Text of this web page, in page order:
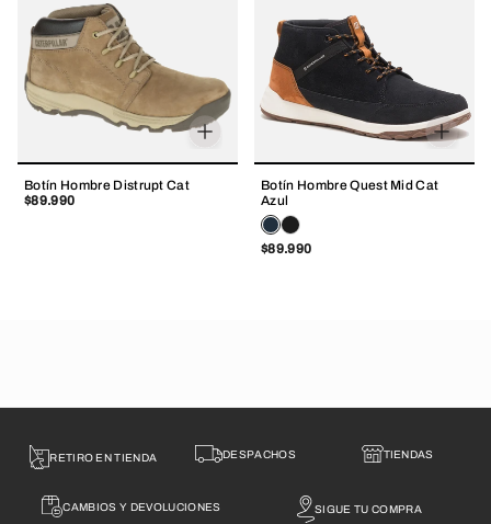
Botín Hombre Distrupt Cat
$89.990
Botín Hombre Quest Mid Cat
Azul
$89.990
RETIRO EN TIENDA DESPACHOS TIENDAS
CAMBIOS Y DEVOLUCIONES SIGUE TU COMPRA